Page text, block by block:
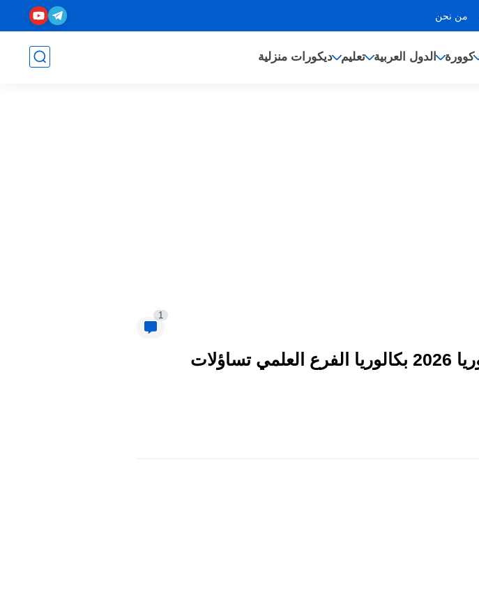
من نحن
كوورة الدول العربية تعليم ديكورات منزلية
1
تسريب امتحان الكيمياء للثانوية العامة في سوريا 2026 بكالوريا الفرع العلمي تساؤلات